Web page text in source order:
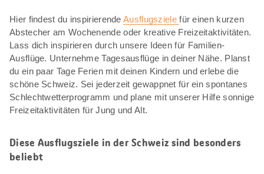
Hier findest du inspirierendeAusflugszielefür einen kurzen
Abstecher am Wochenende oder kreative Freizeitaktivitäten.
Lass dich inspirieren durch unsere Ideen für Familien-
Ausflüge. Unternehme Tagesausflüge in deiner Nähe. Planst
du ein paar Tage Ferien mit deinen Kindern und erlebe die
schöne Schweiz. Sei jederzeit gewappnet für ein spontanes
Schlechtwetterprogramm und plane mit unserer Hilfe sonnige
Freizeitaktivitäten für Jung und Alt.
Diese Ausflugsziele in der Schweiz sind besonders
beliebt